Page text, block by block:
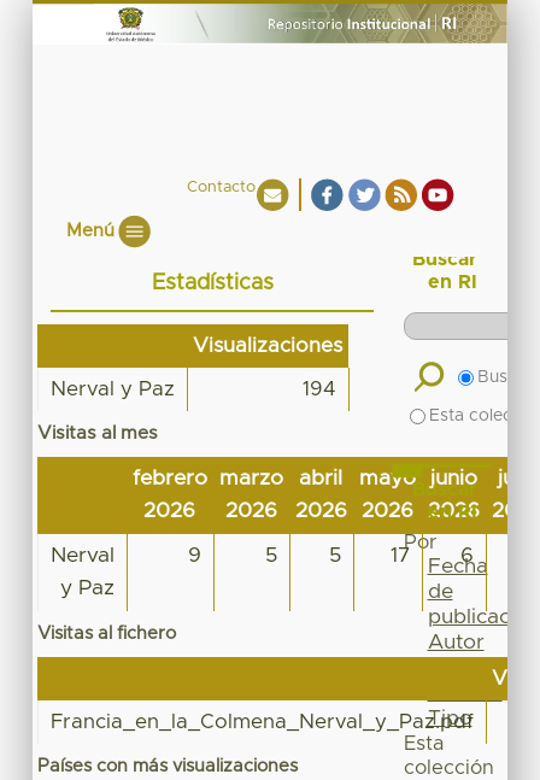
Contacto
Menú
Estadísticas
Visualizaciones
Nerval y Paz 194
Visitas al mes
febrero
2026
marzo
2026
abril
2026
mayo
2026
junio
2026
julio
Nerval
y Paz
9 5 5 17 6
Visitas al fichero
Francia_en_la_Colmena_Nerval_y_Paz.pdf
Países con más visualizaciones
Buscar
en RI
Buscar
Esta
Buscar
en RI
Por
Fecha
de
publicación
Autor
Tipo
Esta
colección